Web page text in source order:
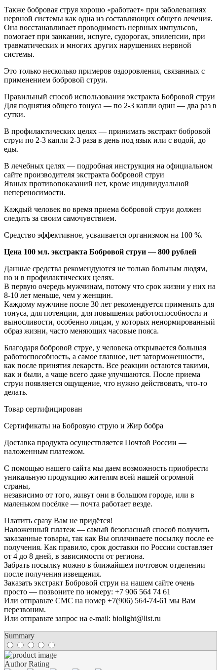
Также бобровая струя хорошо «работает» при заболеваниях
нервной системы как одна из составляющих общего лечения.
Она восстанавливает проводимость нервных импульсов,
помогает при заикании, испуге, судорогах, эпилепсии, при
травматических и многих других нарушениях нервной
системы.
Это только несколько примеров оздоровления, связанных с
применением бобровой струи.
Правильный способ использования экстракта Бобровой струи
Для поднятия общего тонуса — по 2-3 капли один — два раз в
сутки.
В профилактических целях — принимать экстракт бобровой
струи по 2-3 капли 2-3 раза в день под язык или с водой, до
еды.
В лечебных целях — подробная инструкция на официальном
сайте производителя экстракта бобровой струи
Явных противопоказаний нет, кроме индивидуальной
непереносимости.
Каждый человек во время приема бобровой струи должен
следить за своим самочувствием.
Средство эффективное, усваивается организмом на 100 %.
Цена 100 мл. экстракта Бобровой струи — 800 рублей
Данные средства рекомендуются не только больным людям,
но и в профилактических целях.
В первую очередь мужчинам, потому что срок жизни у них на
8-10 лет меньше, чем у женщин.
Каждому мужчине после 30 лет рекомендуется применять для
тонуса, для потенции, для повышения работоспособности и
выносливости, особенно лицам, у которых ненормированный
образ жизни, часто меняющих часовые пояса.
Благодаря бобровой струе, у человека открывается большая
работоспособность, а самое главное, нет заторможенности,
как после принятия лекарств. Все реакции остаются такими,
как и были, а чаще всего даже улучшаются. После приема
струи появляется ощущение, что нужно действовать, что-то
делать.
Товар сертифицирован
Сертификаты на Бобровую струю и Жир бобра
Доставка продукта осуществляется Почтой России —
наложенным платежом.
С помощью нашего сайта мы даем возможность приобрести
уникальную продукцию жителям всей нашей огромной
страны,
независимо от того, живут они в большом городе, или в
маленьком посёлке — почта работает везде.
Платить сразу Вам не придётся!
Наложенный платеж — самый безопасный способ получить
заказанные товары, так как Вы оплачиваете посылку после ее
получения. Как правило, срок доставки по России составляет
от 4 до 8 дней, в зависимости от региона.
Забрать посылку можно в ближайшем почтовом отделении
после получения извещения.
Заказать экстракт Бобровой струи на нашем сайте очень
просто — позвоните по номеру: +7 906 564 74 61
Или отправьте СМС на номер +7(906) 564-74-61 мы Вам
перезвоним.
Или отправьте запрос на e-mail: biolight@list.ru
Summary
Author Rating